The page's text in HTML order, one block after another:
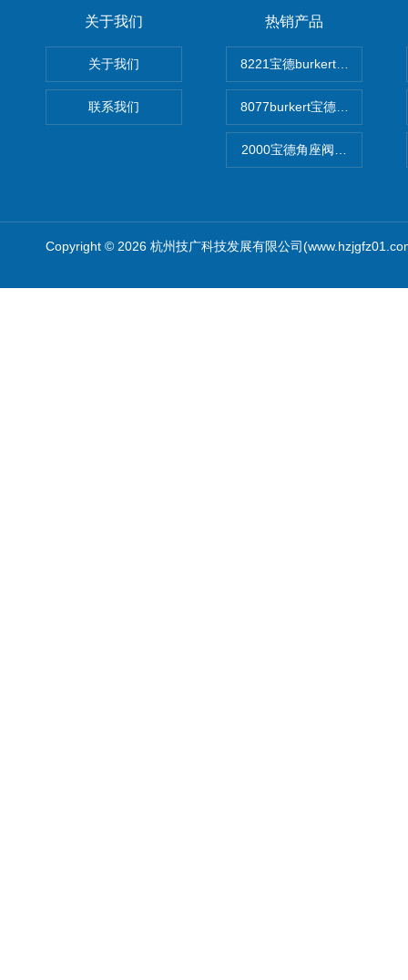
关于我们
关于我们
联系我们
热销产品
8221宝德burkert电导率探头
8077burkert宝德椭圆齿轮脉
2000宝德角座阀德国宝帝
Copyright © 2026 杭州技广科技发展有限公司